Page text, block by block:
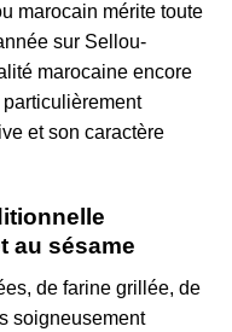
marocain mérite toute
sur Sellou-
marocaine encore
et son caractère
au sésame
de farine grillée, de
soigneusement